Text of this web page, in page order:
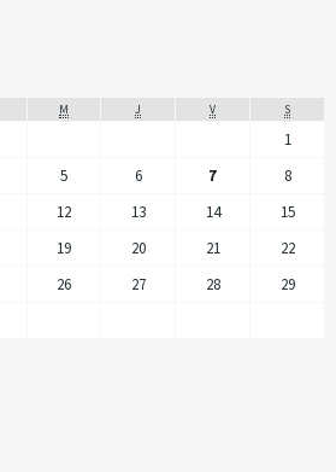
M J V S
1
5 6 7
8
12 13 14
15
19 20 21
22
26 27 28
29